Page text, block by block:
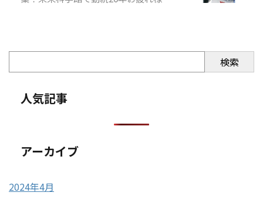
検索
人気記事
アーカイブ
2024年4月